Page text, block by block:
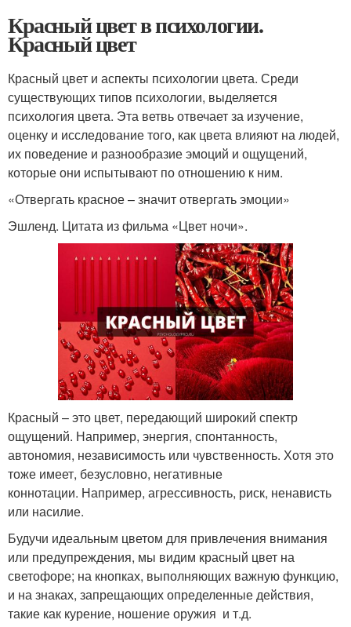
Красный цвет в психологии.
Красный цвет
Красный цвет и аспекты психологии цвета. Среди
существующих типов психологии, выделяется
психология цвета. Эта ветвь отвечает за изучение,
оценку и исследование того, как цвета влияют на людей,
их поведение и разнообразие эмоций и ощущений,
которые они испытывают по отношению к ним.
«Отвергать красное – значит отвергать эмоции»
Эшленд. Цитата из фильма «Цвет ночи».
Красный – это цвет, передающий широкий спектр
ощущений. Например, энергия, спонтанность,
автономия, независимость или чувственность. Хотя это
тоже имеет, безусловно, негативные
коннотации. Например, агрессивность, риск, ненависть
или насилие.
Будучи идеальным цветом для привлечения внимания
или предупреждения, мы видим красный цвет на
светофоре; на кнопках, выполняющих важную функцию,
и на знаках, запрещающих определенные действия,
такие как курение, ношение оружия и т.д.